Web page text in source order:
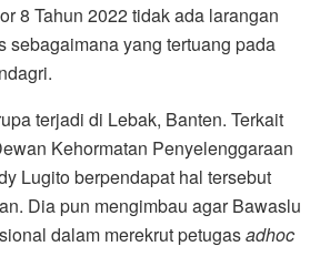
8 Tahun 2022 tidak ada larangan
sebagaimana yang tertuang pada
terjadi di Lebak, Banten. Terkait
Kehormatan Penyelenggaraan
Lugito berpendapat hal tersebut
Dia pun mengimbau agar Bawaslu
dalam merekrut petugasadhoc